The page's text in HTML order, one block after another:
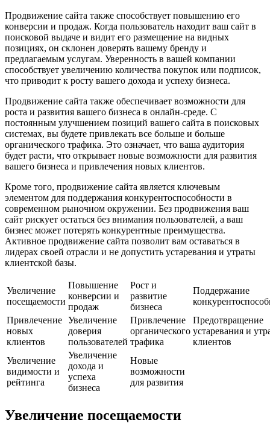
Продвижение сайта также способствует повышению его
конверсии и продаж. Когда пользователь находит ваш сайт в
поисковой выдаче и видит его размещение на видных
позициях, он склонен доверять вашему бренду и
предлагаемым услугам. Уверенность в вашей компании
способствует увеличению количества покупок или подписок,
что приводит к росту вашего дохода и успеху бизнеса.
Продвижение сайта также обеспечивает возможности для
роста и развития вашего бизнеса в онлайн-среде. С
постоянным улучшением позиций вашего сайта в поисковых
системах, вы будете привлекать все больше и больше
органического трафика. Это означает, что ваша аудитория
будет расти, что открывает новые возможности для развития
вашего бизнеса и привлечения новых клиентов.
Кроме того, продвижение сайта является ключевым
элементом для поддержания конкурентоспособности в
современном рыночном окружении. Без продвижения ваш
сайт рискует остаться без внимания пользователей, а ваш
бизнес может потерять конкурентные преимущества.
Активное продвижение сайта позволит вам оставаться в
лидерах своей отрасли и не допустить устаревания и утраты
клиентской базы.
Увеличение
посещаемости
Повышение
конверсии и
продаж
Рост и
развитие
бизнеса
Поддержание
Привлечение
новых
клиентов
Увеличение
доверия
пользователей
Привлечение
органического
трафика
Предотвращение
устаревания и
клиентов
Увеличение
видимости и
рейтинга
Увеличение
дохода и
успеха
бизнеса
Новые
возможности
для развития
Увеличение посещаемости